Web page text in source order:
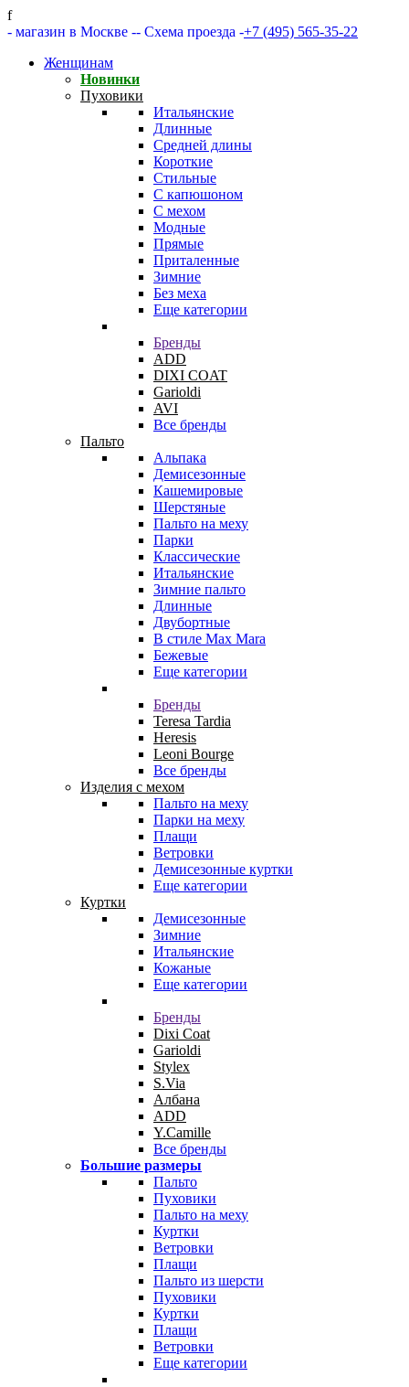
f
- магазин в Москве -- Схема проезда -+7 (495) 565-35-22
Женщинам
Новинки
Пуховики
Итальянские
Длинные
Средней длины
Короткие
Стильные
С капюшоном
С мехом
Модные
Прямые
Приталенные
Зимние
Без меха
Еще категории
Бренды
ADD
DIXI COAT
Garioldi
AVI
Все бренды
Пальто
Альпака
Демисезонные
Кашемировые
Шерстяные
Пальто на меху
Парки
Классические
Итальянские
Зимние пальто
Длинные
Двубортные
В стиле Max Mara
Бежевые
Еще категории
Бренды
Teresa Tardia
Heresis
Leoni Bourge
Все бренды
Изделия с мехом
Пальто на меху
Парки на меху
Плащи
Ветровки
Демисезонные куртки
Еще категории
Куртки
Демисезонные
Зимние
Итальянские
Кожаные
Еще категории
Бренды
Dixi Coat
Garioldi
Stylex
S.Via
Албана
ADD
Y.Camille
Все бренды
Большие размеры
Пальто
Пуховики
Пальто на меху
Куртки
Ветровки
Плащи
Пальто из шерсти
Пуховики
Куртки
Плащи
Ветровки
Еще категории